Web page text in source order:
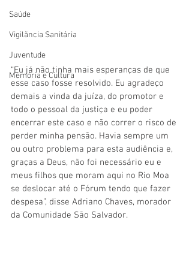
Saúde
Vigilãncia Sanitária
Juventude
Memória e Cultura
“Eu já não tinha mais esperanças de que
esse caso fosse resolvido. Eu agradeço
demais a vinda da juíza, do promotor e
todo o pessoal da justiça e eu poder
encerrar este caso e não correr o risco de
perder minha pensão. Havia sempre um
ou outro problema para esta audiência e,
graças a Deus, não foi necessário eu e
meus filhos que moram aqui no Rio Moa
se deslocar até o Fórum tendo que fazer
despesa”, disse Adriano Chaves, morador
da Comunidade São Salvador.